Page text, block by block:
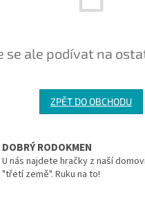
se ale podívat na
ZPĚT DO OBCHODU
DOBRÝ RODOKMEN
U nás najdete hračky z naší
"třetí země". Ruku na to!